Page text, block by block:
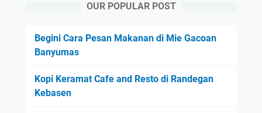
OUR POPULAR POST
Begini Cara Pesan Makanan di Mie Gacoan
Banyumas
Kopi Keramat Cafe and Resto di Randegan
Kebasen